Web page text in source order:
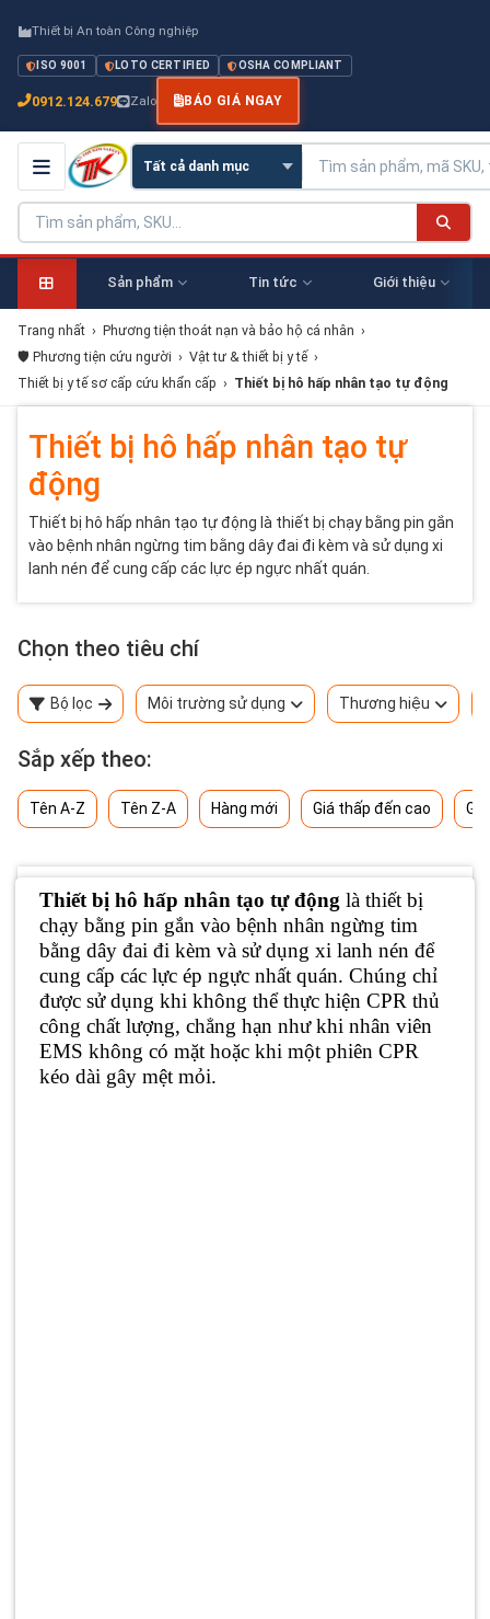
Thiết bị An toàn Công nghiệp
ISO 9001 LOTO CERTIFIED OSHA COMPLIANT
0912.124.679 Zalo BÁO GIÁ NGAY
Sản phẩm Tin tức Giới thiệu
Trang nhất › Phương tiện thoát nạn và bảo hộ cá nhân ›
🛡️ Phương tiện cứu người › Vật tư & thiết bị y tế ›
Thiết bị y tế sơ cấp cứu khẩn cấp › Thiết bị hô hấp nhân tạo tự động
Thiết bị hô hấp nhân tạo tự
động
Thiết bị hô hấp nhân tạo tự động là thiết bị chạy bằng pin gắn
vào bệnh nhân ngừng tim bằng dây đai đi kèm và sử dụng xi
lanh nén để cung cấp các lực ép ngực nhất quán.
Chọn theo tiêu chí
Bộ lọc Môi trường sử dụng Thương hiệu
Sắp xếp theo:
Tên A-Z Tên Z-A Hàng mới Giá thấp đến cao
Thiết bị hô hấp nhân tạo tự động là thiết bị
chạy bằng pin gắn vào bệnh nhân ngừng tim
bằng dây đai đi kèm và sử dụng xi lanh nén để
cung cấp các lực ép ngực nhất quán. Chúng chỉ
được sử dụng khi không thể thực hiện CPR thủ
công chất lượng, chẳng hạn như khi nhân viên
EMS không có mặt hoặc khi một phiên CPR
kéo dài gây mệt mỏi.